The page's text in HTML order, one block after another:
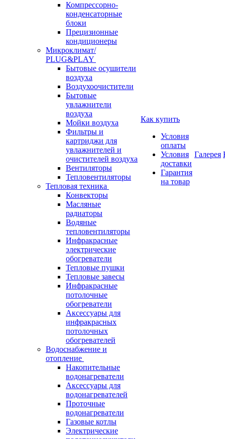
Компрессорно-
конденсаторные
блоки
Прецизионные
кондиционеры
Микроклимат/
PLUG&PLAY
Бытовые осушители
воздуха
Воздухоочистители
Бытовые
увлажнители
воздуха
Мойки воздуха
Фильтры и
картриджи для
увлажнителей и
очистителей воздуха
Вентиляторы
Тепловентиляторы
Тепловая техника
Конвекторы
Масляные
радиаторы
Водяные
тепловентиляторы
Инфракрасные
электрические
обогреватели
Тепловые пушки
Тепловые завесы
Инфракрасные
потолочные
обогреватели
Аксессуары для
инфракрасных
потолочных
обогревателей
Водоснабжение и
отопление
Накопительные
водонагреватели
Аксессуары для
водонагревателей
Проточные
водонагреватели
Газовые котлы
Электрические
Как купить
Условия
оплаты
Условия
доставки
Гарантия
на товар
Галерея